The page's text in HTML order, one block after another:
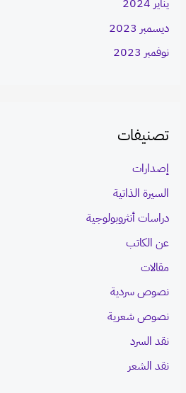
ديسمبر 2023
نوفمبر 2023
تصنيفات
إصدارات
السيرة الذاتية
دراسات أنثروبولوجية
عن الكاتب
مقالات
نصوص سردية
نصوص شعرية
نقد السرد
نقد الشعر